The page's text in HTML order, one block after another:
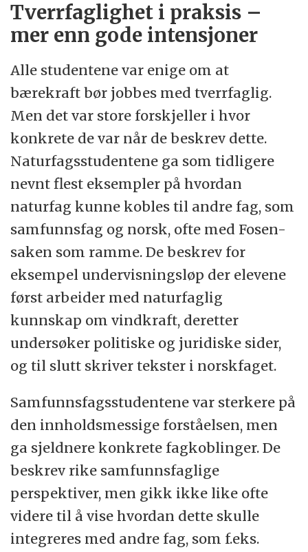
Tverrfaglighet i praksis –
mer enn gode intensjoner
Alle studentene var enige om at
bærekraft bør jobbes med tverrfaglig.
Men det var store forskjeller i hvor
konkrete de var når de beskrev dette.
Naturfagsstudentene ga som tidligere
nevnt flest eksempler på hvordan
naturfag kunne kobles til andre fag, som
samfunnsfag og norsk, ofte med Fosen-
saken som ramme. De beskrev for
eksempel undervisningsløp der elevene
først arbeider med naturfaglig
kunnskap om vindkraft, deretter
undersøker politiske og juridiske sider,
og til slutt skriver tekster i norskfaget.
Samfunnsfagsstudentene var sterkere på
den innholdsmessige forståelsen, men
ga sjeldnere konkrete fagkoblinger. De
beskrev rike samfunnsfaglige
perspektiver, men gikk ikke like ofte
videre til å vise hvordan dette skulle
integreres med andre fag, som f.eks.